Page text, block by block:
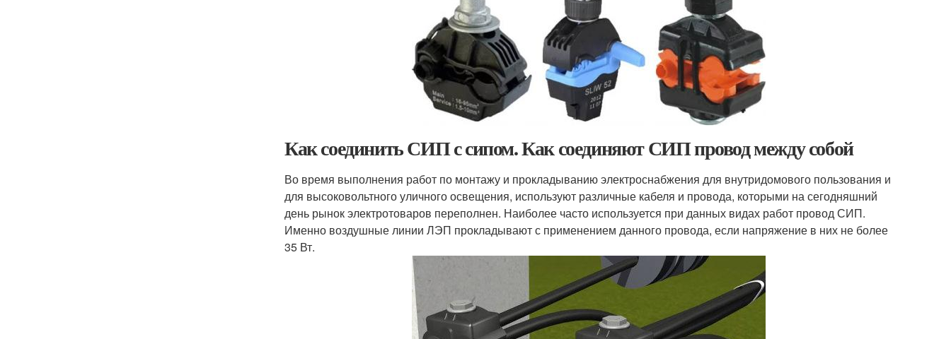
Как соединить СИП с сипом. Как соединяют СИП провод между собой
Во время выполнения работ по монтажу и прокладыванию электроснабжения для внутридомового пользования и
для высоковольтного уличного освещения, используют различные кабеля и провода, которыми на сегодняшний
день рынок электротоваров переполнен. Наиболее часто используется при данных видах работ провод СИП.
Именно воздушные линии ЛЭП прокладывают с применением данного провода, если напряжение в них не более
35 Вт.